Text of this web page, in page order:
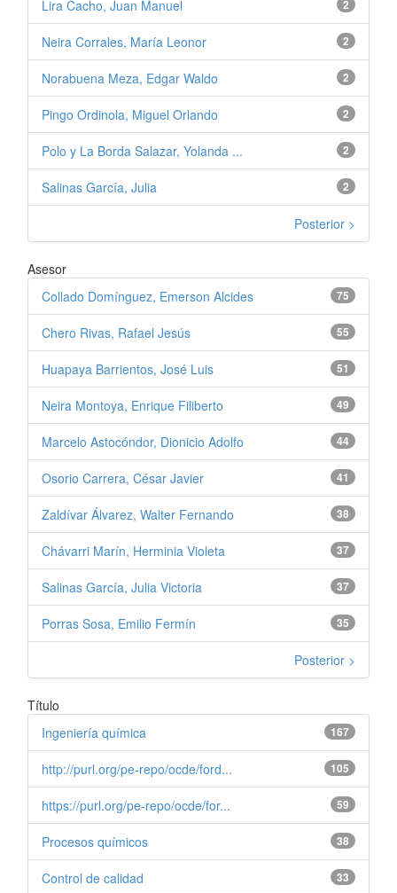
2
Lira Cacho, Juan Manuel
2
Neira Corrales, María Leonor
2
Norabuena Meza, Edgar Waldo
2
Pingo Ordinola, Miguel Orlando
2
Polo y La Borda Salazar, Yolanda ...
2
Salinas García, Julia
Posterior >
Asesor
75
Collado Domínguez, Emerson Alcides
55
Chero Rivas, Rafael Jesús
51
Huapaya Barrientos, José Luis
49
Neira Montoya, Enrique Filiberto
44
Marcelo Astocóndor, Dionicio Adolfo
41
Osorio Carrera, César Javier
38
Zaldívar Álvarez, Walter Fernando
37
Chávarri Marín, Herminia Violeta
37
Salinas García, Julia Victoria
35
Porras Sosa, Emilio Fermín
Posterior >
Título
167
Ingeniería química
105
http://purl.org/pe-repo/ocde/ford...
59
https://purl.org/pe-repo/ocde/for...
38
Procesos químicos
33
Control de calidad